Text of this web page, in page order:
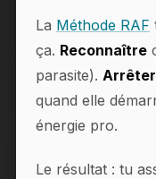
La Méthode RAF
ça. Reconnaître
parasite). Arrêter
quand elle
énergie pro.
Le résultat : tu